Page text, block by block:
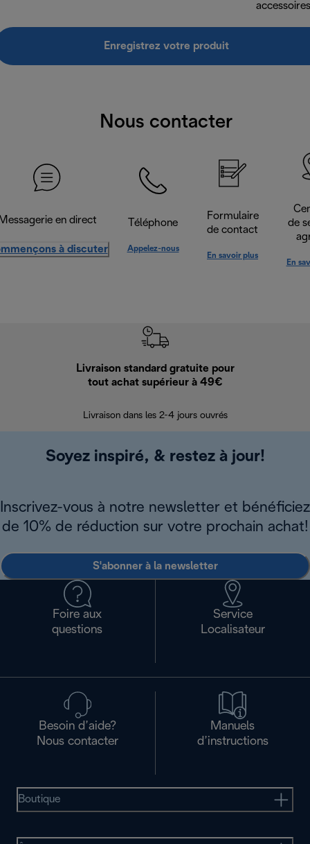
accessoires
Enregistrez votre produit
Nous contacter
en direct
à discuter
Téléphone
Appelez-nous
Formulaire
de contact
En savoir plus
de
En
Livraison standard gratuite pour
tout achat supérieur à 49€
Livraison dans les 2-4 jours ouvrés
Soyez inspiré, & restez à jour!
Inscrivez-vous à notre newsletter et bénéficiez
de 10% de réduction sur votre prochain achat!
S'abonner à la newsletter
Foire aux
questions
Service
Localisateur
Besoin d’aide?
Nous contacter
Manuels
d’instructions
Boutique